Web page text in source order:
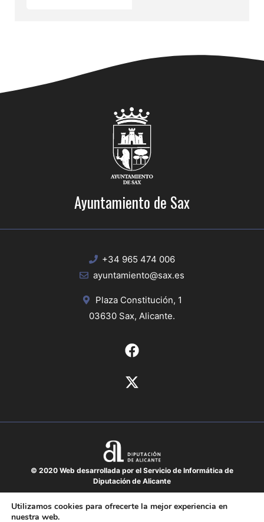
Ayuntamiento de Sax
+34 965 474 006
ayuntamiento@sax.es
Plaza Constitución, 1
03630 Sax, Alicante.
© 2020 Web desarrollada por el Servicio de Informática de
Diputación de Alicante
Aviso legal
Utilizamos cookies para ofrecerte la mejor experiencia en
nuestra web.